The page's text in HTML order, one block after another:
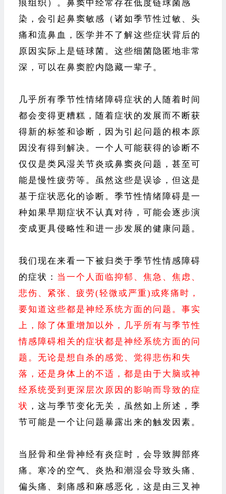
痕组织）。鼻窦中经常存在低度链球菌感
染，会引起鼻窦敏感（诸如季节性过敏、头
痛和流鼻血，医学并不了解这些症状背后的
原因实际上是链球菌。这些细菌隐匿地非常
深，可以在鼻窦腔内隐藏一辈子。
几乎所有季节性情绪障碍症状的人随着时间
都会变得更糟糕，随着症状的发展而不断获
得新的标签和诊断，因为引起问题的根本原
因没有得到解决。一个人可能获得的诊断不
仅仅是类风湿关节炎或鼻窦炎问题，甚至可
能是慢性疲劳等。虽然这些是误诊，但这是
基于症状恶化的诊断。季节性情绪障碍是一
种如果早期症状不认真对待，可能会逐步演
变成更具侵略性和进一步发展的健康问题。
我们现在来看一下被归类于季节性情感障碍
的症状： 当一个人面临抑郁、焦急、焦虑、
悲伤、紧张、疲劳(轻微或严重)或疼痛时，
要知道这些都是神经系统方面的问题。事实
上，除了体重增加以外，几乎所有与季节性
情感障碍相关的症状都是神经系统方面的问
题。无论是想自杀的感觉、觉得悲伤和失
落，还是身体上的不适，都是由于大脑或神
经系统受到更深层次原因的影响而导致的症
状 ，这与季节变化无关，虽然如上所述，季
节可能是一个让问题暴露出来的触发因素。
当胫骨和坐骨神经有炎症时，会导致脚部疼
痛。寒冷的空气、炎热和潮湿会导致头痛、
偏头痛、刺痛感和麻感恶化，这是由三叉神